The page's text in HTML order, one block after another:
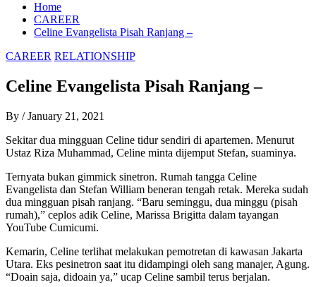
Home
CAREER
Celine Evangelista Pisah Ranjang –
CAREER RELATIONSHIP
Celine Evangelista Pisah Ranjang –
By / January 21, 2021
Sekitar dua mingguan Celine tidur sendiri di apartemen. Menurut
Ustaz Riza Muhammad, Celine minta dijemput Stefan, suaminya.
Ternyata bukan gimmick sinetron. Rumah tangga Celine
Evangelista dan Stefan William beneran tengah retak. Mereka sudah
dua mingguan pisah ranjang. “Baru seminggu, dua minggu (pisah
rumah),” ceplos adik Celine, Marissa Brigitta dalam tayangan
YouTube Cumicumi.
Kemarin, Celine terlihat melakukan pemotretan di kawasan Jakarta
Utara. Eks pesinetron saat itu didampingi oleh sang manajer, Agung.
“Doain saja, didoain ya,” ucap Celine sambil terus berjalan.